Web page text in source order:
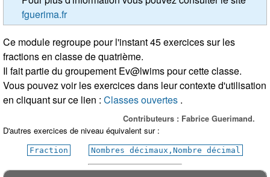
fguerima.fr
Ce module regroupe pour l'instant 45 exercices sur les
fractions en classe de quatrième.
Il fait partie du groupement Ev@lwims pour cette classe.
Vous pouvez voir les exercices dans leur contexte d'utilisation
en cliquant sur ce lien : Classes ouvertes .
Contributeurs : Fabrice Guerimand.
D'autres exercices de niveau équivalent sur :
Fraction Nombres décimaux,Nombre décimal